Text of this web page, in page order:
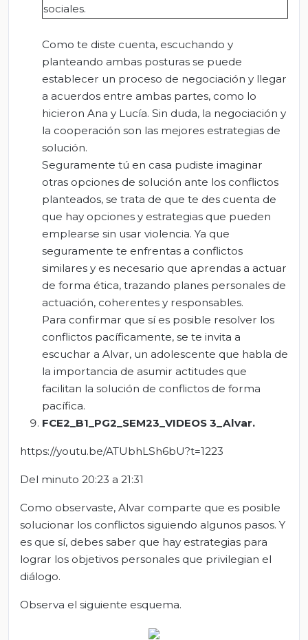
sociales.
Como te diste cuenta, escuchando y
planteando ambas posturas se puede
establecer un proceso de negociación y llegar
a acuerdos entre ambas partes, como lo
hicieron Ana y Lucía. Sin duda, la negociación y
la cooperación son las mejores estrategias de
solución.
Seguramente tú en casa pudiste imaginar
otras opciones de solución ante los conflictos
planteados, se trata de que te des cuenta de
que hay opciones y estrategias que pueden
emplearse sin usar violencia. Ya que
seguramente te enfrentas a conflictos
similares y es necesario que aprendas a actuar
de forma ética, trazando planes personales de
actuación, coherentes y responsables.
Para confirmar que sí es posible resolver los
conflictos pacíficamente, se te invita a
escuchar a Alvar, un adolescente que habla de
la importancia de asumir actitudes que
facilitan la solución de conflictos de forma
pacífica.
FCE2_B1_PG2_SEM23_VIDEOS 3_Alvar.
https://youtu.be/ATUbhLSh6bU?t=1223
Del minuto 20:23 a 21:31
Como observaste, Alvar comparte que es posible
solucionar los conflictos siguiendo algunos pasos. Y
es que sí, debes saber que hay estrategias para
lograr los objetivos personales que privilegian el
diálogo.
Observa el siguiente esquema.